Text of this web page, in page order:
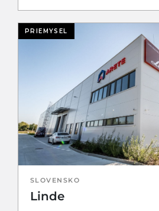
PRIEMYSEL
SLOVENSKO
Linde